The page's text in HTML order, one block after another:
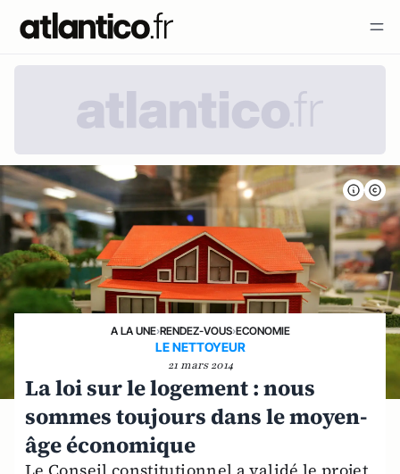
A LA UNE›RENDEZ-VOUS›ECONOMIE
LE NETTOYEUR
21 mars 2014
La loi sur le logement : nous
sommes toujours dans le moyen-
âge économique